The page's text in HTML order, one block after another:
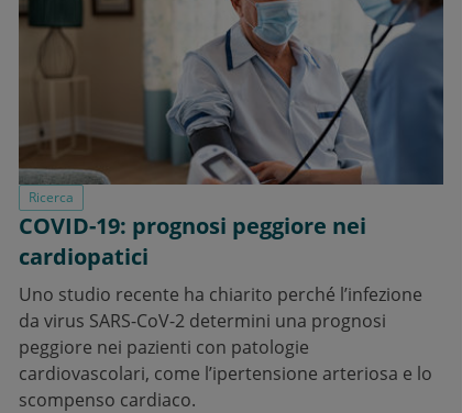
Ricerca
COVID-19: prognosi peggiore nei
cardiopatici
Uno studio recente ha chiarito perché l’infezione
da virus SARS-CoV-2 determini una prognosi
peggiore nei pazienti con patologie
cardiovascolari, come l’ipertensione arteriosa e lo
scompenso cardiaco.